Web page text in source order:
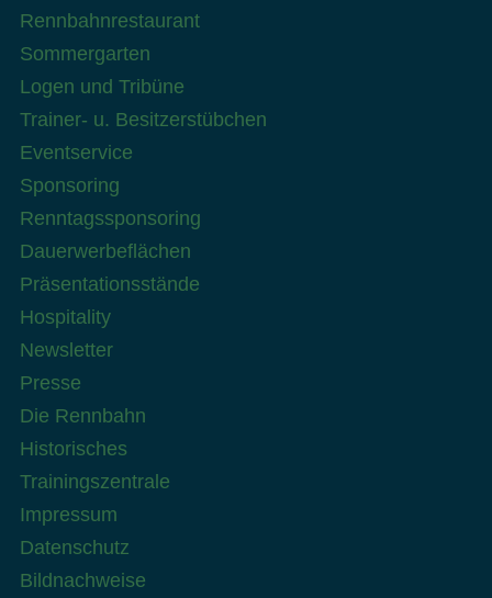
Rennbahnrestaurant
Sommergarten
Logen und Tribüne
Trainer- u. Besitzerstübchen
Eventservice
Sponsoring
Renntagssponsoring
Dauerwerbeflächen
Präsentationsstände
Hospitality
Newsletter
Presse
Die Rennbahn
Historisches
Trainingszentrale
Impressum
Datenschutz
Bildnachweise